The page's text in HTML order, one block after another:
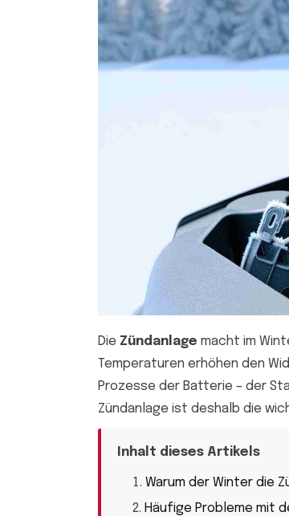
Die Zündanlage macht im
Temperaturen erhöhen den
Prozesse der Batterie – der
Zündanlage ist deshalb die
Inhalt dieses Artikels
Warum der Winter die
Häufige Probleme mit